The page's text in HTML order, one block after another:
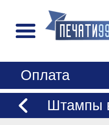
Оплата
Штампы